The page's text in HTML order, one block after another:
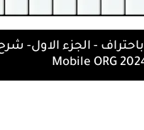
تعلم العزف على اورج الموبايل 2024 باحتراف -